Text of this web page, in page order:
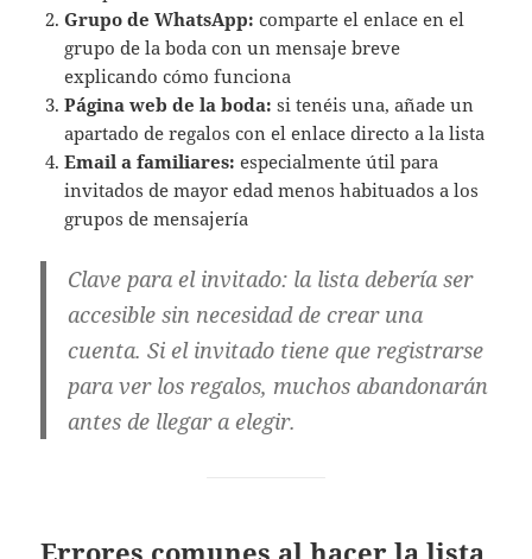
Grupo de WhatsApp: comparte el enlace en el
grupo de la boda con un mensaje breve
explicando cómo funciona
Página web de la boda: si tenéis una, añade un
apartado de regalos con el enlace directo a la lista
Email a familiares: especialmente útil para
invitados de mayor edad menos habituados a los
grupos de mensajería
Clave para el invitado:la lista debería ser
accesible sin necesidad de crear una
cuenta. Si el invitado tiene que registrarse
para ver los regalos, muchos abandonarán
antes de llegar a elegir.
Errores comunes al hacer la lista